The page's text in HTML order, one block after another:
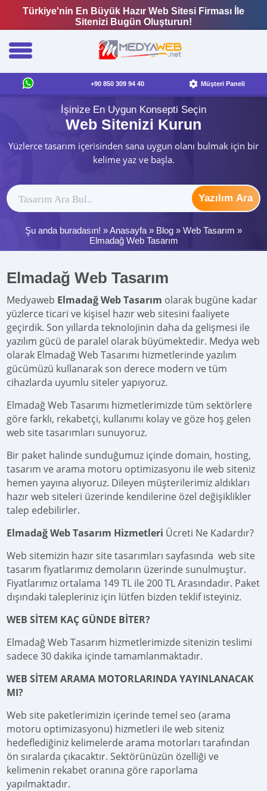
Türkiye'nin En Büyük Hazır Web Sitesi Firması İle
Sitenizi Bugün Oluşturun!
+90 850 309 94 40 Müşteri Paneli
İşinize En Uygun Konsepti Seçin
Web Sitenizi Kurun
Yüzlerce tasarım içerisinden sana uygun olanı bulmak için bir
kelime yaz ve başla.
Yazılım Ara
Şu anda buradasın! »Anasayfa » Blog » Web Tasarım »
Elmadağ Web Tasarım
Elmadağ Web Tasarım
Medyaweb Elmadağ Web Tasarım olarak bugüne kadar
yüzlerce ticari ve kişisel hazır web sitesini faaliyete
geçirdik. Son yıllarda teknolojinin daha da gelişmesi ile
yazılım gücü de paralel olarak büyümektedir. Medya web
olarak Elmadağ Web Tasarımı hizmetlerinde yazılım
gücümüzü kullanarak son derece modern ve tüm
cihazlarda uyumlu siteler yapıyoruz.
Elmadağ Web Tasarımı hizmetlerimizde tüm sektörlere
göre farklı, rekabetçi, kullanımı kolay ve göze hoş gelen
web site tasarımları sunuyoruz.
Bir paket halinde sunduğumuz içinde domain, hosting,
tasarım ve arama motoru optimizasyonu ile web siteniz
hemen yayına alıyoruz. Dileyen müşterilerimiz aldıkları
hazır web siteleri üzerinde kendilerine özel değişiklikler
talep edebilirler.
Elmadağ Web Tasarım Hizmetleri Ücreti Ne Kadardır?
Web sitemizin hazır site tasarımları sayfasında web site
tasarım fiyatlarımız demoların üzerinde sunulmuştur.
Fiyatlarımız ortalama 149 TL ile 200 TL Arasındadır. Paket
dışındaki talepleriniz için lütfen bizden teklif isteyiniz.
WEB SİTEM KAÇ GÜNDE BİTER?
Elmadağ Web Tasarım hizmetlerimizde sitenizin teslimi
sadece 30 dakika içinde tamamlanmaktadır.
WEB SİTEM ARAMA MOTORLARINDA YAYINLANACAK
MI?
Web site paketlerimizin içerinde temel seo (arama
motoru optimizasyonu) hizmetleri ile web siteniz
hedeflediğiniz kelimelerde arama motorları tarafından
ön sıralarda çıkacaktır. Sektörünüzün özelliği ve
kelimenin rekabet oranına göre raporlama
yapılmaktadır.